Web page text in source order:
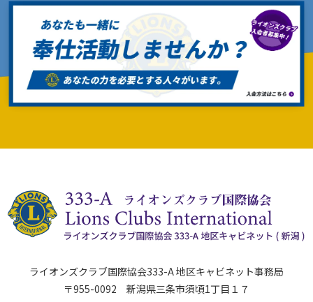
ライオンズクラブ国際協会333-A 地区キャビネット事務局
〒955-0092 新潟県三条市須頃1丁目１７